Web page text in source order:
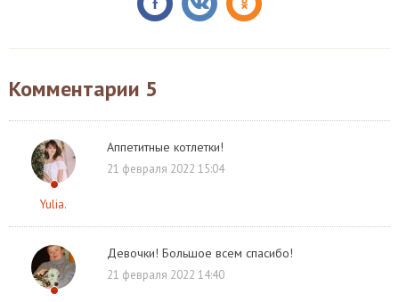
Комментарии 5
Yulia.
Аппетитные котлетки!
21 февраля 2022 15:04
Девочки! Большое всем спасибо!
21 февраля 2022 14:40